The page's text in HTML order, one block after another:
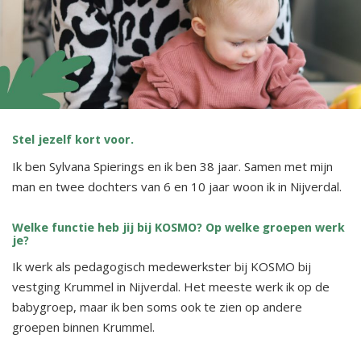
Stel jezelf kort voor.
Ik ben Sylvana Spierings en ik ben 38 jaar. Samen met mijn
man en twee dochters van 6 en 10 jaar woon ik in Nijverdal.
Welke functie heb jij bij KOSMO? Op welke groepen werk
je?
Ik werk als pedagogisch medewerkster bij KOSMO bij
vestging Krummel in Nijverdal. Het meeste werk ik op de
babygroep, maar ik ben soms ook te zien op andere
groepen binnen Krummel.